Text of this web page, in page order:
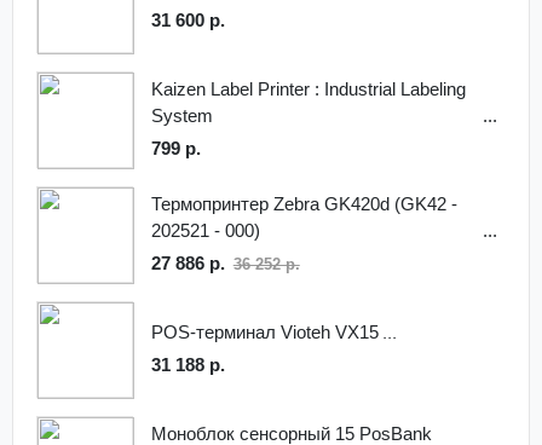
31 600 р.
Kaizen Label Printer : Industrial Labeling
System
799 р.
Термопринтер Zebra GK420d (GK42 -
202521 - 000)
27 886 р. 36 252 р.
POS-терминал Vioteh VX15
31 188 р.
Моноблок сенсорный 15 PosBank